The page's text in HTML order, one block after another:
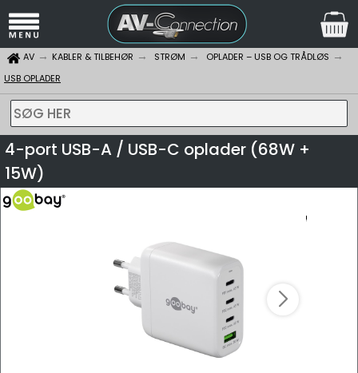
AV KABLER & TILBEHØR STRØM
OPLADER – USB OG TRÅDLØS
USB OPLADER
SØG HER
4-port USB-A / USB-C oplader (68W +
15W)